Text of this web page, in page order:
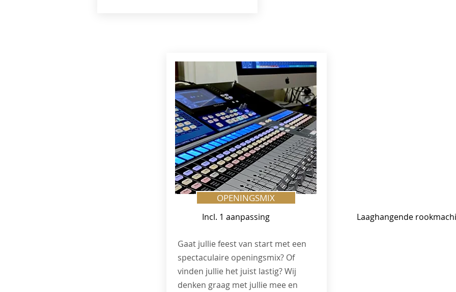
OPENINGSMIX
Gaat jullie feest van start met een
spectaculaire openingsmix? Of
vinden jullie het juist lastig? Wij
denken graag met jullie mee en
Incl. 1 aanpassing Laaghangende